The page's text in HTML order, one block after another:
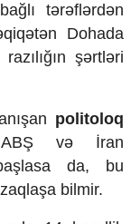
tərəflərdən
Dohada
şərtləri
politoloq
və İran
da, bu
bilmir.